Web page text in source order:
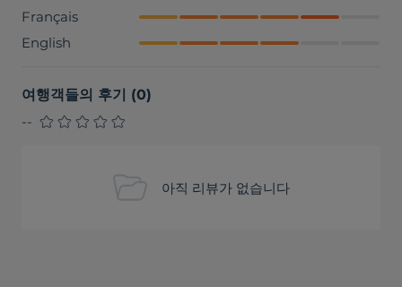
Français
English
여행객들의 후기 (0)
--
아직 리뷰가 없습니다